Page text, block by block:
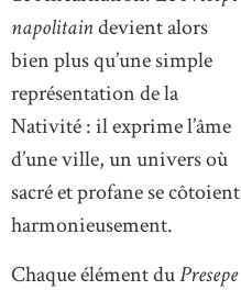
napolitaindevient alors
bien plus qu’une simple
représentation de la
Nativité : il exprime l’âme
d’une ville, un univers où
sacré et profane se côtoient
harmonieusement.
Chaque élément duPresepe